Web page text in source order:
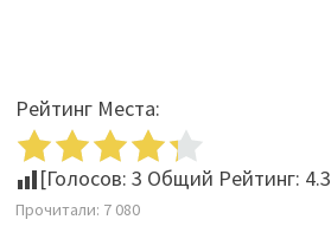
Рейтинг Места:
[Голосов: 3 Общий Рейтинг: 4.3
Прочитали: 7 080